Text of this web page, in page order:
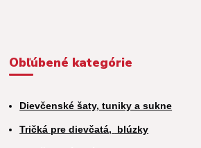
Obľúbené kategórie
Dievčenské šaty, tuniky a sukne
Tričká pre dievčatá, blúzky